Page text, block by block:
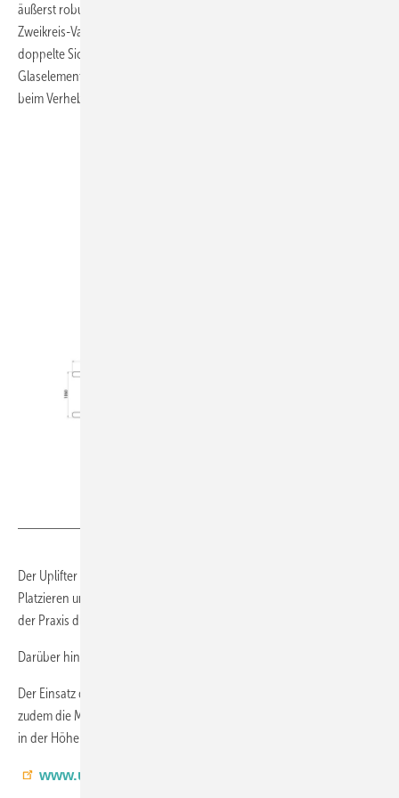
äußerst robust gebaut – Made in Germany. Er verfügt über ein
Zweikreis-Vakuumsystem, das unabhängig voneinander arbeitet, was
doppelte Sicherheit beim Transport von großen Metall- oder
Glaselementen biete. Damit entfällt eine zusätzliche Sicherheitskette
beim Verheben von Paneelen.
Der Uplifter Paneelsauger UPP400 sei eine gute Wahl für das Heben,
Platzieren und Montieren verschiedener Elemente und überzeuge in
der Praxis durch seine Langlebigkeit und störungsfreie Nutzung.
Darüber hinaus sei das Gerät sehr witterungsbeständig.
Der Einsatz des kompakten und vielseitigen UPP400 vereinfache
zudem die Montage und reduziere die Arbeitszeit. Die Saugteller sind
in der Höhe verstellbar und somit auch für Trapezbleche geeignet.
www.uplifter.com